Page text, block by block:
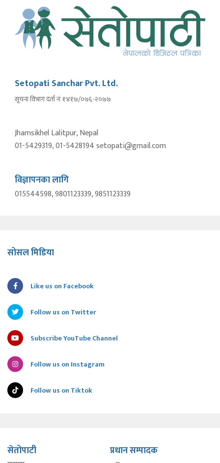
Setopati Sanchar Pvt. Ltd.
सूचना विभाग दर्ता नंः १४१७/०७६-२०७७
Jhamsikhel Lalitpur, Nepal
01-5429319, 01-5428194 setopati@gmail.com
विज्ञापनका लागि
015544598, 9801123339, 9851123339
सोसल मिडिया
Like us on Facebook
Follow us on Twitter
Subscribe YouTube Channel
Follow us on Instagram
Follow us on Tiktok
सेतोपाटी प्रधान सम्पादक